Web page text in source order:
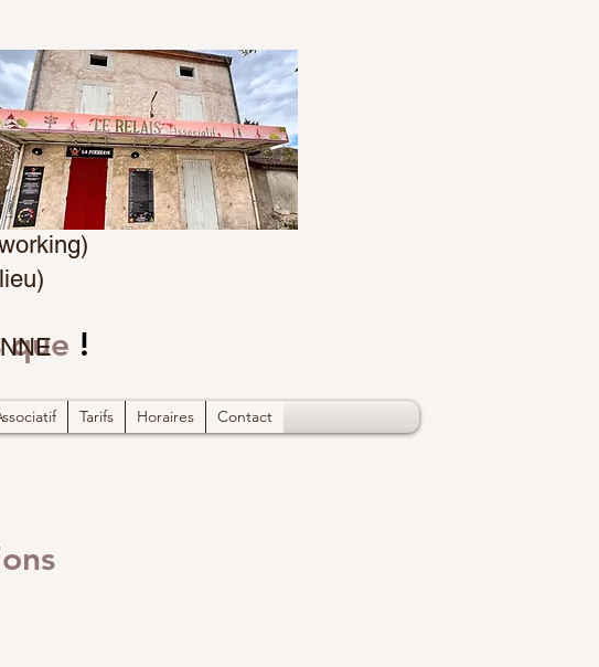
Tarifs Horaires Contact
que !